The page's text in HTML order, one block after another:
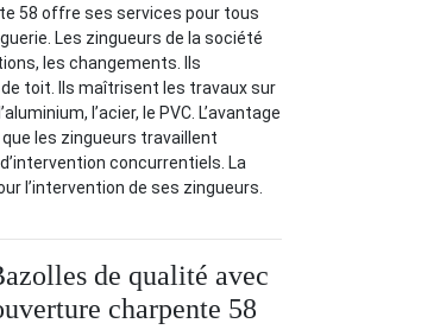
58 offre ses services pour tous
Les zingueurs de la société
les changements. Ils
toit. Ils maîtrisent les travaux sur
l’acier, le PVC. L’avantage
les zingueurs travaillent
concurrentiels. La
l’intervention de ses zingueurs.
de qualité avec
charpente 58